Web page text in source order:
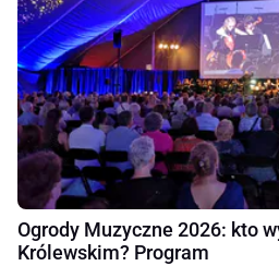
Ogrody Muzyczne 2026: kto
Królewskim? Program